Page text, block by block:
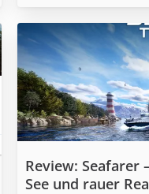
Review: Seafarer
See und rauer